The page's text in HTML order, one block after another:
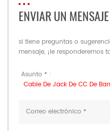
ENVIAR UN MENSAJE
si tiene preguntas o
mensaje, ¡le
Asunto * :
Cable De Jack De CC De